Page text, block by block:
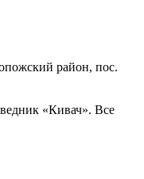
район, пос.
«Кивач». Все